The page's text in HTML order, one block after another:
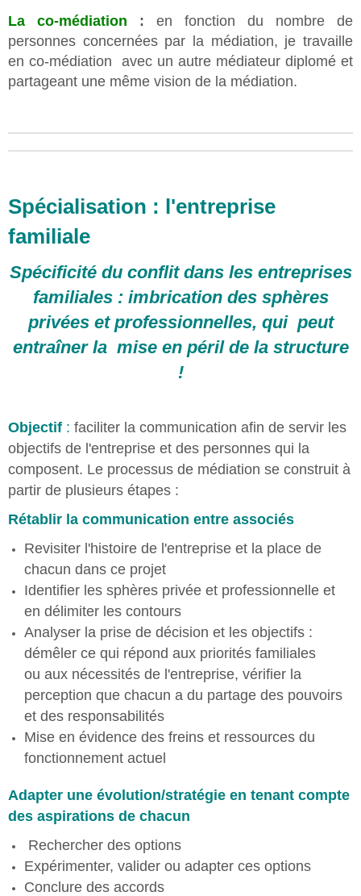
La co-médiation : en fonction du nombre de
personnes concernées par la médiation, je travaille
en co-médiation avec un autre médiateur diplomé et
partageant une même vision de la médiation.
Spécialisation : l'entreprise
familiale
Spécificité du conflit dans les entreprises
familiales : imbrication des sphères
privées et professionnelles, qui peut
entraîner la mise en péril de la structure
!
Objectif : faciliter la communication afin de servir les
objectifs de l'entreprise et des personnes qui la
composent. Le processus de médiation se construit à
partir de plusieurs étapes :
Rétablir la communication entre associés
Revisiter l'histoire de l'entreprise et la place de
chacun dans ce projet
Identifier les sphères privée et professionnelle et
en délimiter les contours
Analyser la prise de décision et les objectifs :
démêler ce qui répond aux priorités familiales
ou aux nécessités de l'entreprise, vérifier la
perception que chacun a du partage des pouvoirs
et des responsabilités
Mise en évidence des freins et ressources du
fonctionnement actuel
Adapter une évolution/stratégie en tenant compte
des aspirations de chacun
Rechercher des options
Expérimenter, valider ou adapter ces options
Conclure des accords